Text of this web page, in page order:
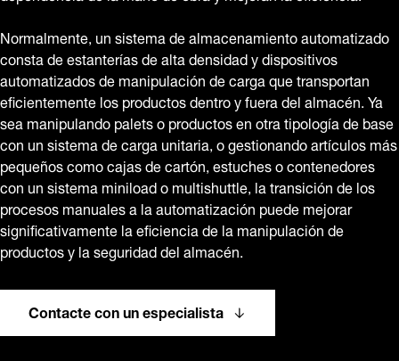
Normalmente, un sistema de almacenamiento automatizado
consta de estanterías de alta densidad y dispositivos
automatizados de manipulación de carga que transportan
eficientemente los productos dentro y fuera del almacén. Ya
sea manipulando palets o productos en otra tipología de base
con un sistema de carga unitaria, o gestionando artículos más
pequeños como cajas de cartón, estuches o contenedores
con un sistema miniload o multishuttle, la transición de los
procesos manuales a la automatización puede mejorar
significativamente la eficiencia de la manipulación de
productos y la seguridad del almacén.
Contacte con un especialista